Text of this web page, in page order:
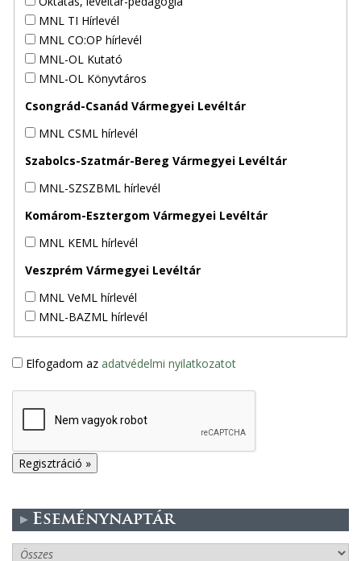
MNL TI Hírlevél
MNL CO:OP hírlevél
MNL-OL Kutató
MNL-OL Könyvtáros
Csongrád-Csanád Vármegyei Levéltár
MNL CSML hírlevél
Szabolcs-Szatmár-Bereg Vármegyei Levéltár
MNL-SZSZBML hírlevél
Komárom-Esztergom Vármegyei Levéltár
MNL KEML hírlevél
Veszprém Vármegyei Levéltár
MNL VeML hírlevél
MNL-BAZML hírlevél
Elfogadom az adatvédelmi nyilatkozatot
Eseménynaptár